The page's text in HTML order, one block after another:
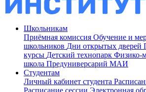
Школьникам
Приёмная комиссия Обучение и
школьников Дни открытых дверей
курсы Детский технопарк Физико-
школа Предуниверсарий МАИ
Студентам
Личный кабинет студента